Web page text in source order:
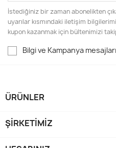
İstediğiniz bir zaman abonelikten
uyarılar kısmındaki iletişim
kupon kazanmak için bültenimizi
Bilgi ve Kampanya
ÜRÜNLER
ŞIRKETIMIZ